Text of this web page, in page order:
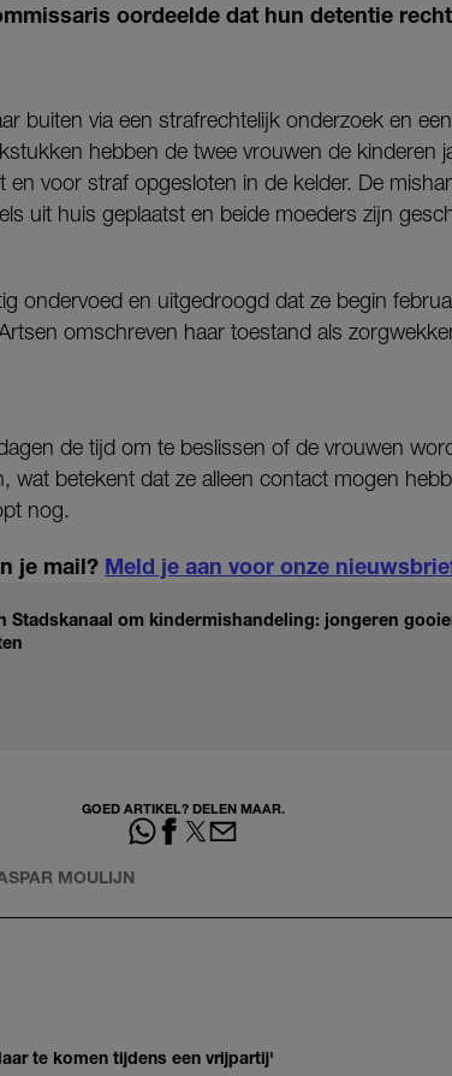
oordeelde dat hun detentie
buiten via een strafrechtelijk onderzoek en
hebben de twee vrouwen de kinderen
voor straf opgesloten in de kelder. De
uit huis geplaatst en beide moeders zijn
ondervoed en uitgedroogd dat ze begin
omschreven haar toestand als
de tijd om te beslissen of de vrouwen
wat betekent dat ze alleen contact mogen
nog.
je mail? Meld je aan voor onze
Stadskanaal om kindermishandeling: jongeren
GOED ARTIKEL? DELEN MAAR.
MOULIJN
te komen tijdens een vrijpartij'